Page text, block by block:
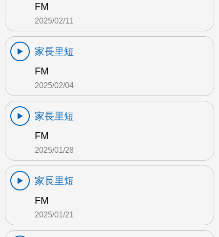
FM
2025/02/11
家長里短
FM
2025/02/04
家長里短
FM
2025/01/28
家長里短
FM
2025/01/21